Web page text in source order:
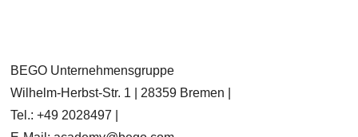
BEGO Unternehmensgruppe
Wilhelm-Herbst-Str. 1 | 28359 Bremen |
Tel.: +49 2028497 |